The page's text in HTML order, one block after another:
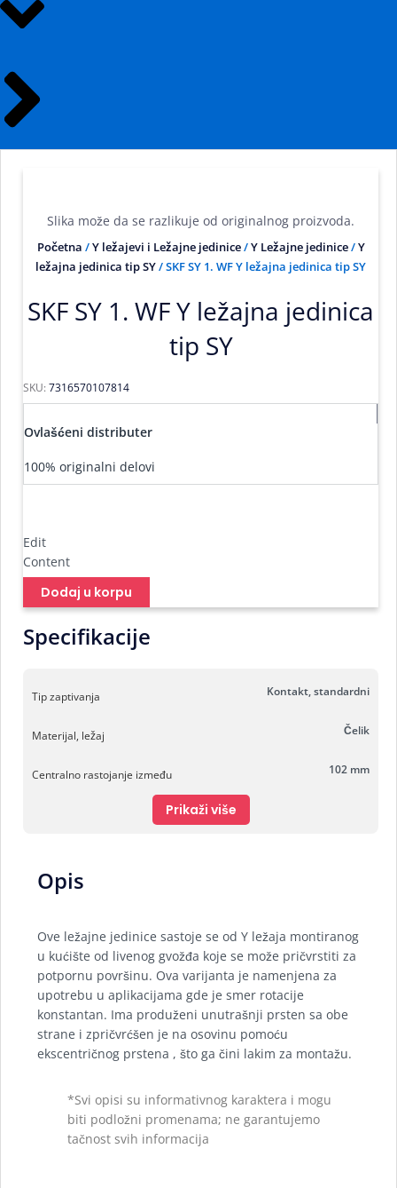
Slika može da se razlikuje od originalnog proizvoda.
Početna /Y ležajevi i Ležajne jedinice/Y Ležajne jedinice/Y
ležajna jedinica tip SY/ SKF SY 1. WF Y ležajna jedinica tip SY
SKF SY 1. WF Y ležajna jedinica
tip SY
SKU: 7316570107814
Ovlašćeni distributer
100% originalni delovi
Edit
Content
Dodaj u korpu
Specifikacije
Tip zaptivanja Kontakt, standardni
Materijal, ležaj Čelik
Centralno rastojanje između 102 mm
Prikaži više
Opis
Ove ležajne jedinice sastoje se od Y ležaja montiranog
u kućište od livenog gvožđa koje se može pričvrstiti za
potpornu površinu. Ova varijanta je namenjena za
upotrebu u aplikacijama gde je smer rotacije
konstantan. Ima produženi unutrašnji prsten sa obe
strane i zpričvrćšen je na osovinu pomoću
ekscentričnog prstena , što ga čini lakim za montažu.
*Svi opisi su informativnog karaktera i mogu
biti podložni promenama; ne garantujemo
tačnost svih informacija